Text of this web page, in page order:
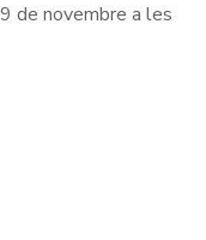
de novembre a les